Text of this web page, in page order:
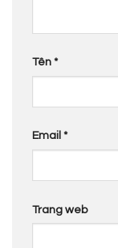
Tên *
Email *
Trang web